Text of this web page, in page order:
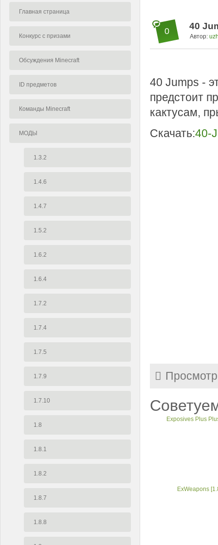
Главная страница
Конкурс с призами
Обсуждения Minecraft
ID предметов
Команды Minecraft
МОДЫ
1.3.2
1.4.6
1.4.7
1.5.2
1.6.2
1.6.4
1.7.2
1.7.4
1.7.5
1.7.9
1.7.10
1.8
1.8.1
1.8.2
1.8.7
1.8.8
0 40
Автор:
40 Jumps -
предстоит
кактусам,
Скачать:40-
Exposives Plus
ExWeapons